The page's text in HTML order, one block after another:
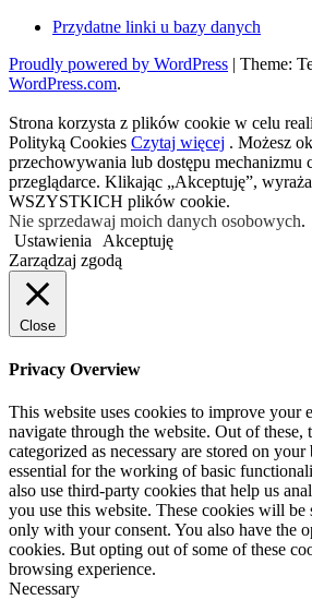
Przydatne linki u bazy danych
Proudly powered by WordPress | Theme:
WordPress.com.
Strona korzysta z plików cookie w celu
Polityką Cookies Czytaj więcej . Możesz
przechowywania lub dostępu mechanizmu
przeglądarce. Klikając „Akceptuję”,
WSZYSTKICH plików cookie.
Nie sprzedawaj moich danych osobowych.
Ustawienia
Akceptuję
Zarządzaj zgodą
Close
Privacy Overview
This website uses cookies to improve your
navigate through the website. Out of these,
categorized as necessary are stored on
essential for the working of basic
also use third-party cookies that help us
you use this website. These cookies will
only with your consent. You also have the
cookies. But opting out of some of these
browsing experience.
Necessary